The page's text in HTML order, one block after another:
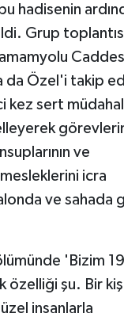
hadisenin
Grup
da Özel'i takip
kez sert
ve
icra
ve sahada
'Bizim 19
şu. Bir
insanlarla